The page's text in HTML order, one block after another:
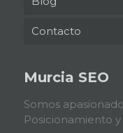
Contacto
Murcia SEO
Somos
Posicionamiento